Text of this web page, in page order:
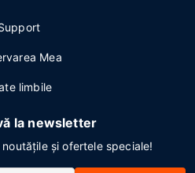
Mea
limbile
la newsletter
și ofertele speciale!